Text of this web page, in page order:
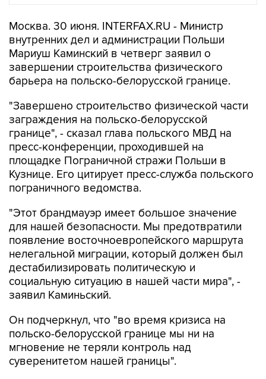
Москва. 30 июня. INTERFAX.RU - Министр
внутренних дел и администрации Польши
Мариуш Каминский в четверг заявил о
завершении строительства физического
барьера на польско-белорусской границе.
"Завершено строительство физической части
заграждения на польско-белорусской
границе", - сказал глава польского МВД на
пресс-конференции, проходившей на
площадке Пограничной стражи Польши в
Кузнице. Его цитирует пресс-служба польского
пограничного ведомства.
"Этот брандмауэр имеет большое значение
для нашей безопасности. Мы предотвратили
появление восточноевропейского маршрута
нелегальной миграции, который должен был
дестабилизировать политическую и
социальную ситуацию в нашей части мира", -
заявил Каминьский.
Он подчеркнул, что "во время кризиса на
польско-белорусской границе мы ни на
мгновение не теряли контроль над
суверенитетом нашей границы".